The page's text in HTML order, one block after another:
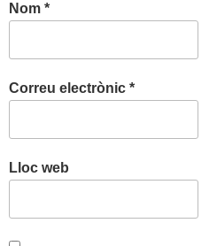
Nom *
Correu electrònic *
Lloc web